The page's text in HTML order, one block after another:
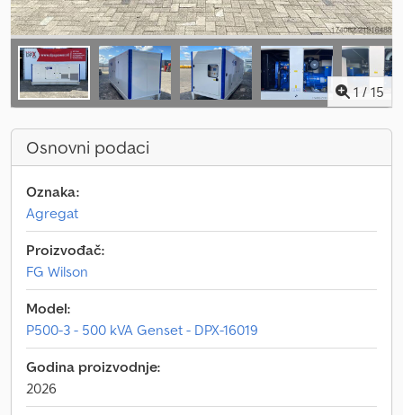
1 / 15
Osnovni podaci
Oznaka:
Agregat
Proizvođač:
FG Wilson
Model:
P500-3 - 500 kVA Genset - DPX-16019
Godina proizvodnje:
2026